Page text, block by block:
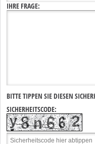
IHRE FRAGE:
BITTE TIPPEN SIE DIESEN
SICHERHEITSCODE: